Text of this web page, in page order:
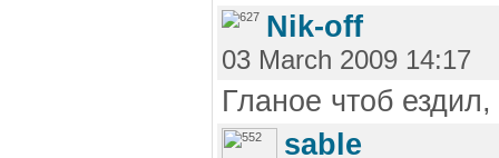
Nik-off
03 March 2009 14:17
Гланое чтоб
sable